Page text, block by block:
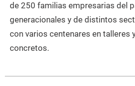
de 250 familias empresarias del
generacionales y de distintos
con varios centenares en talleres
concretos.